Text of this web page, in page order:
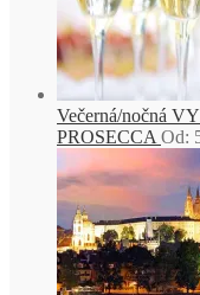
Večerná/nočná
PROSECCA Od: